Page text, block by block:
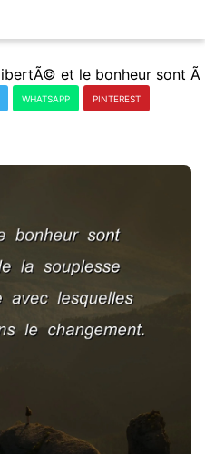
WHATSAPP PINTEREST